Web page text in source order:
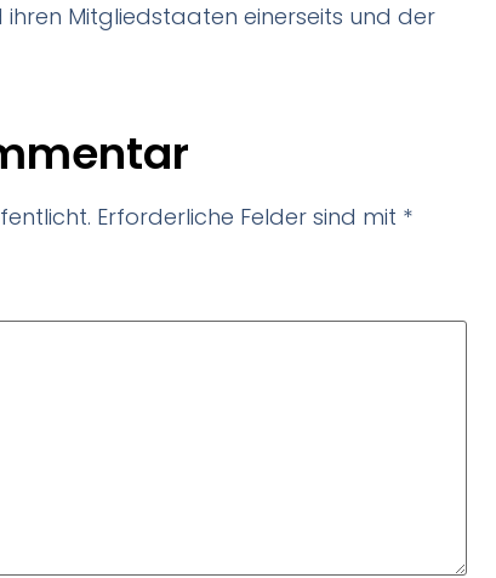
Mitgliedstaaten einerseits und der
Erforderliche Felder sind mit *